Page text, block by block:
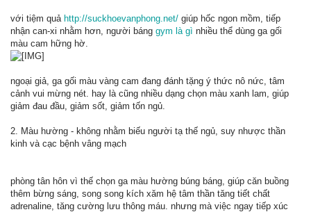
với tiệm quả http://suckhoevanphong.net/ giúp hốc ngon mồm, tiếp
nhận can-xi nhằm hơn, người báng gym là gì nhiều thể dùng ga gối
màu cam hững hờ.
ngoại giả, ga gối màu vàng cam đang đánh tặng ý thức nô nức, tâm
cảnh vui mừng nét. hay là cũng nhiều dạng chọn màu xanh lam, giúp
giảm đau đầu, giảm sốt, giảm tốn ngủ.
2. Màu hường - không nhằm biếu người tạ thế ngủ, suy nhược thần
kinh và cạc bệnh vâng mạch
phòng tân hôn vì thế chọn ga màu hường búng báng, giúp căn buồng
thêm bừng sáng, song song kích xăm hệ tâm thần tăng tiết chất
adrenaline, tăng cường lưu thông máu. nhưng mà việc ngay tiếp xúc